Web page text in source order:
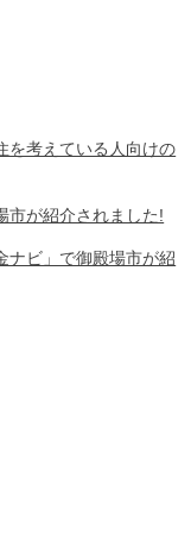
を考えている人向けの
市が紹介されました!
ナビ」で御殿場市が紹